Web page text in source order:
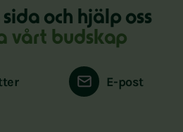
och hjälp oss
vårt budskap
E-post